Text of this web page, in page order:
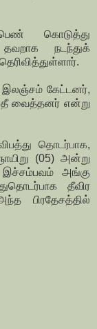
பெண் கொடுத்து
நடந்துக்
இலஞ்சம் கேட்டனர்,
வைத்தனர் என்று
தொடர்பாக,
(05) அன்று
அங்கு
தீவிர
பிரதேசத்தில்